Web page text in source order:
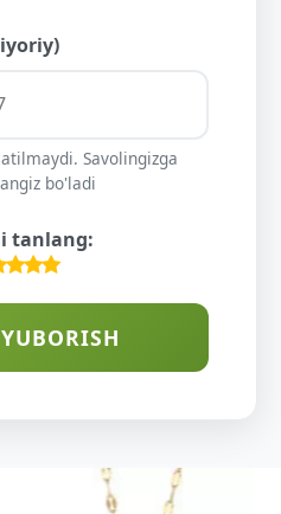
Savolingizga
bo'ladi
tanlang:
DIYORIDA
O'SUVCHI